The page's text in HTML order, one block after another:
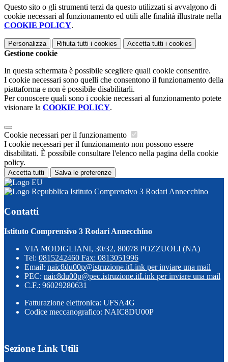
Questo sito o gli strumenti terzi da questo utilizzati si avvalgono di
cookie necessari al funzionamento ed utili alle finalità illustrate nella
COOKIE POLICY.
Personalizza Rifiuta tutti i cookies Accetta tutti i cookies
Gestione cookie
In questa schermata è possibile scegliere quali cookie consentire.
I cookie necessari sono quelli che consentono il funzionamento della
piattaforma e non è possibile disabilitarli.
Per conoscere quali sono i cookie necessari al funzionamento potete
visionare la COOKIE POLICY.
Cookie necessari per il funzionamento
I cookie necessari per il funzionamento non possono essere
disabilitati. È possibile consultare l'elenco nella pagina della cookie
policy.
Accetta tutti Salva le preferenze
Istituto Comprensivo 3 Rodari Annecchino
Contatti
Istituto Comprensivo 3 Rodari Annecchino
VIA MODIGLIANI, 30/32, 80078 POZZUOLI (NA)
Tel: 0815242460 Fax: 0813051996
Email: naic8du00p@istruzione.itLink per inviare una mail
PEC: naic8du00p@pec.istruzione.itLink per inviare una mail
C.F.: 96029280631
Fatturazione elettronica: UFSA4G
Codice meccanografico: NAIC8DU00P
Sezione Link Utili